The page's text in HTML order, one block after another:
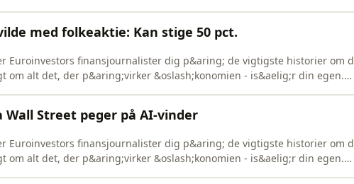
med folkeaktie: Kan stige 50 pct.
Euroinvestors finansjournalister dig p&aring; de vigtigste historier om
om alt det, der p&aring;virker &oslash;konomien - is&aelig;r din egen.
Street peger på AI-vinder
Euroinvestors finansjournalister dig p&aring; de vigtigste historier om
om alt det, der p&aring;virker &oslash;konomien - is&aelig;r din egen.